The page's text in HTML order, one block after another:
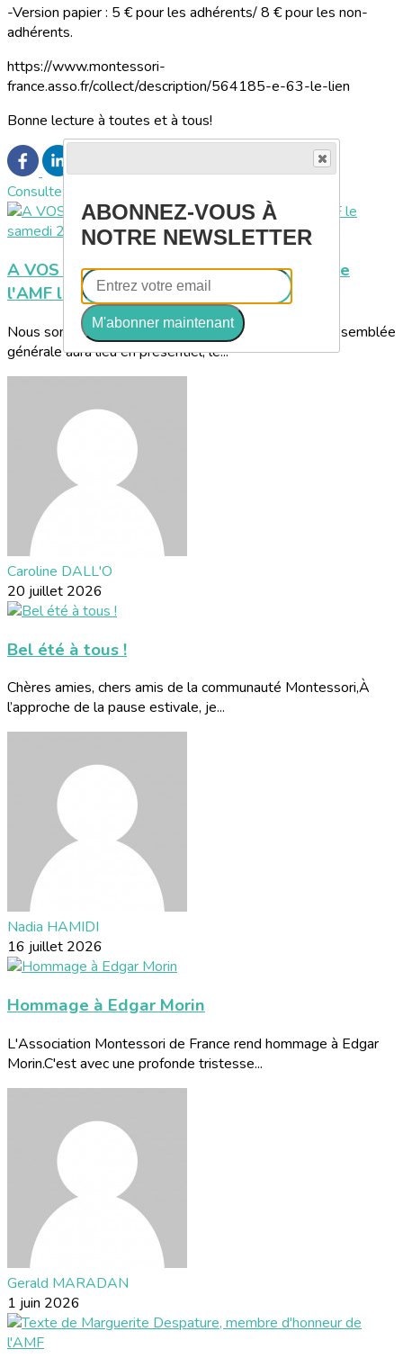
-Version papier : 5 € pour les adhérents/ 8 € pour les non-
adhérents.
https://www.montessori-
france.asso.fr/collect/description/564185-e-63-le-lien
Bonne lecture à toutes et à tous!
Consultez également
A VOS AGENDAS ! Assemblée générale de
l'AMF le samedi 21 novembre à Paris
Nous sommes heureux de vous informer que notre assemblée
générale aura lieu en présentiel, le...
Caroline DALL'O
20 juillet 2026
Bel été à tous !
Chères amies, chers amis de la communauté Montessori,À
l’approche de la pause estivale, je...
Nadia HAMIDI
16 juillet 2026
Hommage à Edgar Morin
L'Association Montessori de France rend hommage à Edgar
Morin.C'est avec une profonde tristesse...
Gerald MARADAN
1 juin 2026
ABONNEZ-VOUS À
NOTRE NEWSLETTER
M'abonner maintenant